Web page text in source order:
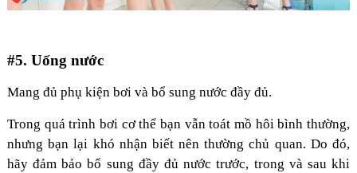
#5. Uống nước
Mang đủ phụ kiện bơi và bổ sung nước đầy đủ.
Trong quá trình bơi cơ thể bạn vẫn toát mồ hôi bình thường,
nhưng bạn lại khó nhận biết nên thường chủ quan. Do đó,
hãy đảm bảo bổ sung đầy đủ nước trước, trong và sau khi